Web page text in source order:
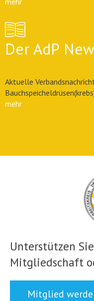
Der AdP
Aktuelle
mehr
Unterstützen
Mitgliedschaft
Mitglied